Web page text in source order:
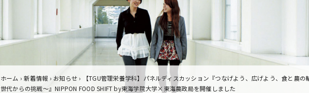
ホーム ›新着情報 › お知らせ›
【TGU管理栄養学科】パネルディスカッション『つなげよう、広げよう、食と農
世代からの挑戦～』NIPPON FOOD SHIFT by東海学院大学×東海農政局を開催しました